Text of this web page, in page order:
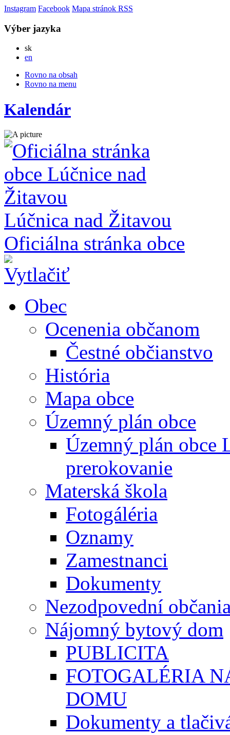
Instagram Facebook Mapa stránok RSS
Výber jazyka
skSlovensky
en
Rovno na obsah
Rovno na menu
Kalendár
Lúčnica nad Žitavou
Oficiálna stránka obce
Obec
Ocenenia občanom
Čestné občianstvo
História
Mapa obce
Územný plán obce
Územný plán obce
prerokovanie
Materská škola
Fotogáléria
Oznamy
Zamestnanci
Dokumenty
Nezodpovední
Nájomný bytový dom
PUBLICITA
FOTOGALÉRIA
DOMU
Dokumenty a